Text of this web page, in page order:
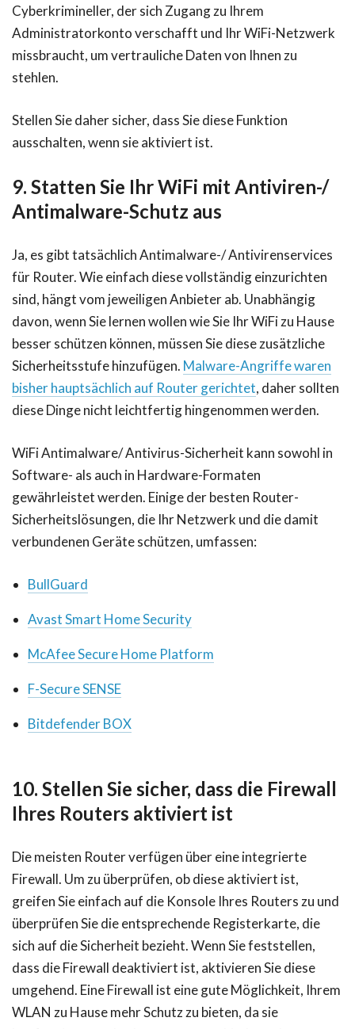
Cyberkrimineller, der sich Zugang zu Ihrem
Administratorkonto verschafft und Ihr WiFi-Netzwerk
missbraucht, um vertrauliche Daten von Ihnen zu
stehlen.
Stellen Sie daher sicher, dass Sie diese Funktion
ausschalten, wenn sie aktiviert ist.
9. Statten Sie Ihr WiFi mit Antiviren-/
Antimalware-Schutz aus
Ja, es gibt tatsächlich Antimalware-/ Antivirenservices
für Router. Wie einfach diese vollständig einzurichten
sind, hängt vom jeweiligen Anbieter ab. Unabhängig
davon, wenn Sie lernen wollen wie Sie Ihr WiFi zu Hause
besser schützen können, müssen Sie diese zusätzliche
Sicherheitsstufe hinzufügen. Malware-Angriffe waren
bisher hauptsächlich auf Router gerichtet, daher sollten
diese Dinge nicht leichtfertig hingenommen werden.
WiFi Antimalware/ Antivirus-Sicherheit kann sowohl in
Software- als auch in Hardware-Formaten
gewährleistet werden. Einige der besten Router-
Sicherheitslösungen, die Ihr Netzwerk und die damit
verbundenen Geräte schützen, umfassen:
BullGuard
Avast Smart Home Security
McAfee Secure Home Platform
F-Secure SENSE
Bitdefender BOX
10. Stellen Sie sicher, dass die Firewall
Ihres Routers aktiviert ist
Die meisten Router verfügen über eine integrierte
Firewall. Um zu überprüfen, ob diese aktiviert ist,
greifen Sie einfach auf die Konsole Ihres Routers zu und
überprüfen Sie die entsprechende Registerkarte, die
sich auf die Sicherheit bezieht. Wenn Sie feststellen,
dass die Firewall deaktiviert ist, aktivieren Sie diese
umgehend. Eine Firewall ist eine gute Möglichkeit, Ihrem
WLAN zu Hause mehr Schutz zu bieten, da sie